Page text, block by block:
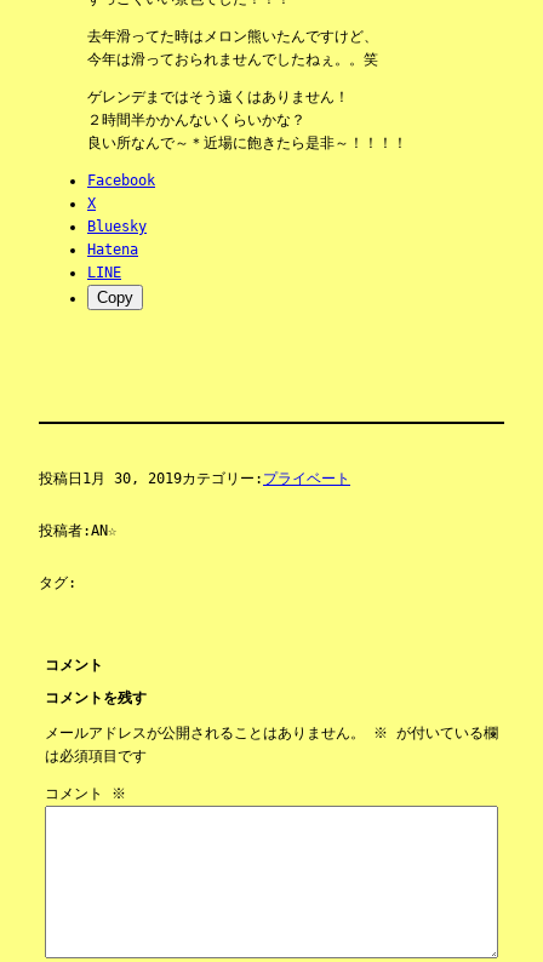
去年滑ってた時はメロン熊いたんですけど、
今年は滑っておられませんでしたねぇ。。笑
ゲレンデまではそう遠くはありません！
２時間半かかんないくらいかな？
良い所なんで～＊近場に飽きたら是非～！！！！
Facebook
X
Bluesky
Hatena
LINE
Copy
投稿日 1月 30, 2019カテゴリー: プライベート
投稿者:AN☆
タグ:
コメント
コメントを残す
メールアドレスが公開されることはありません。 ※ が付いている欄
は必須項目です
コメント ※